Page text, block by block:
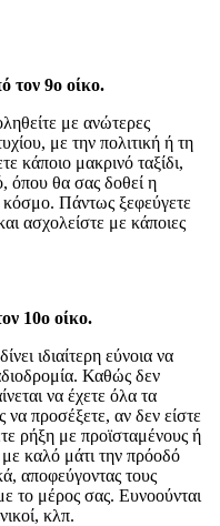
τον 9ο οίκο.
με ανώτερες
με την πολιτική ή τη
κάποιο μακρινό ταξίδι,
όπου θα σας δοθεί η
κόσμο. Πάντως ξεφεύγετε
ασχολείστε με κάποιες
10ο οίκο.
ιδιαίτερη εύνοια να
Καθώς δεν
να έχετε όλα τα
να προσέξετε, αν δεν είστε
ρήξη με προϊσταμένους ή
καλό μάτι την πρόοδό
αποφεύγοντας τους
το μέρος σας. Ευνοούνται
κλπ.